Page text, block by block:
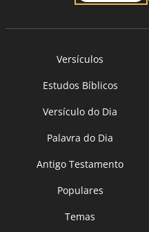
Versículos
Estudos Bíblicos
Versículo do Dia
Palavra do Dia
Antigo Testamento
Populares
Temas